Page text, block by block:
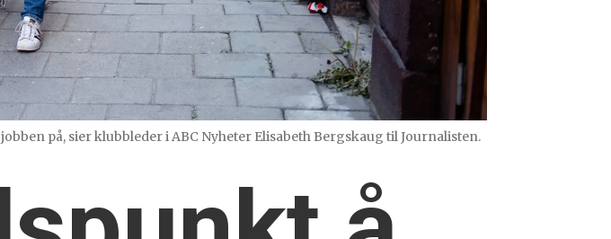
på, sier klubbleder i ABC Nyheter Elisabeth Bergskaug til Journalisten.